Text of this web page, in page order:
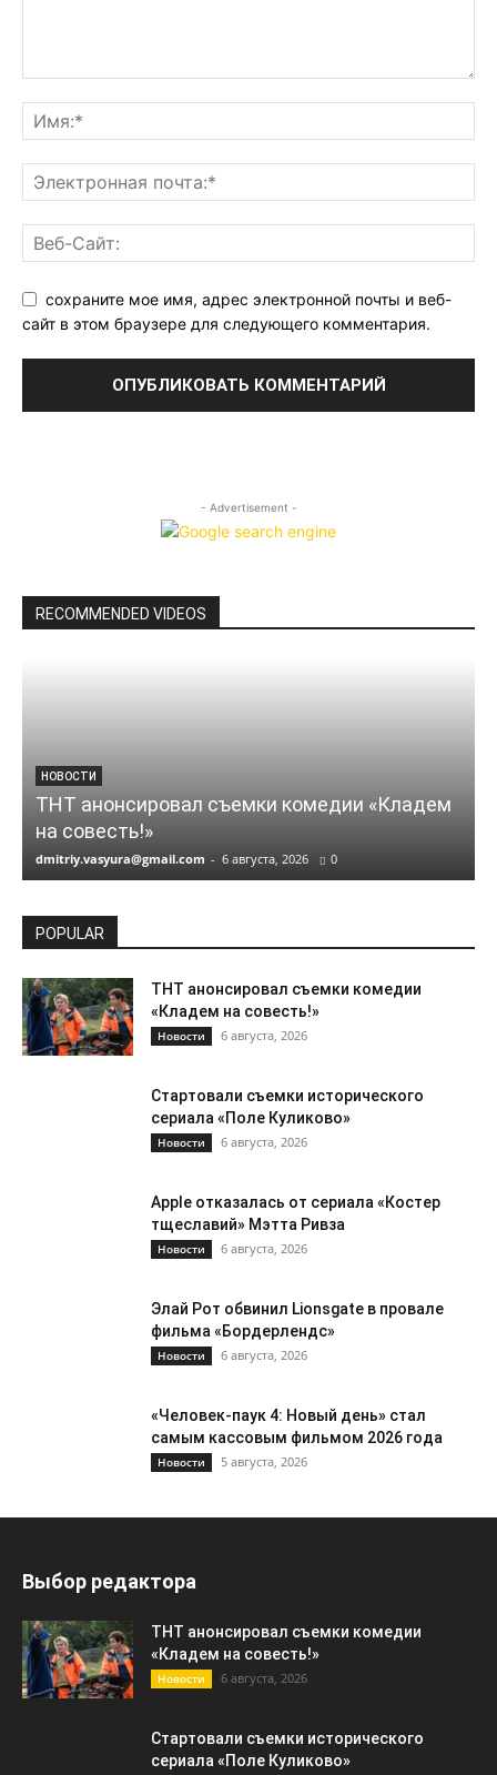
сохраните мое имя, адрес электронной почты и веб-
сайт в этом браузере для следующего комментария.
- Advertisement -
RECOMMENDED VIDEOS
НОВОСТИ
ТНТ анонсировал съемки комедии «Кладем
на совесть!»
dmitriy.vasyura@gmail.com - 6 августа, 2026 0
POPULAR
ТНТ анонсировал съемки комедии
«Кладем на совесть!»
Новости 6 августа, 2026
Стартовали съемки исторического
сериала «Поле Куликово»
Новости 6 августа, 2026
Apple отказалась от сериала «Костер
тщеславий» Мэтта Ривза
Новости 6 августа, 2026
Элай Рот обвинил Lionsgate в провале
фильма «Бордерлендс»
Новости 6 августа, 2026
«Человек-паук 4: Новый день» стал
самым кассовым фильмом 2026 года
Новости 5 августа, 2026
Выбор редактора
ТНТ анонсировал съемки комедии
«Кладем на совесть!»
Новости 6 августа, 2026
Стартовали съемки исторического
сериала «Поле Куликово»